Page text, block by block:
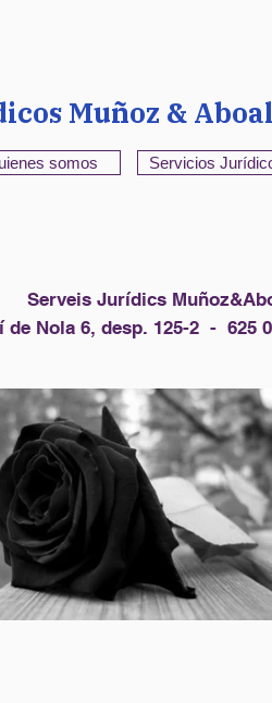
Muñoz &
somos Servicios
Serveis Jurídics
de Nola 6, desp. 125-2 - 625